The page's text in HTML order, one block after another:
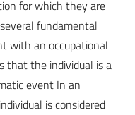
for which they are
fundamental
with an occupational
that the individual is a
event In an
is considered